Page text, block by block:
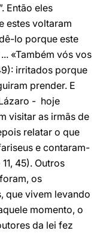
Então eles
estes voltaram
lo porque este
«Também vós vos
irritados porque
prender. E
- hoje
visitar as irmãs de
relatar o que
e contaram-
11, 45). Outros
os
que vivem levando
momento, o
da lei fez